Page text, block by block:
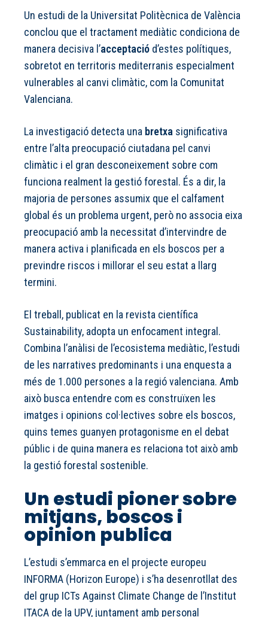
Un estudi de la Universitat Politècnica de València
conclou que el tractament mediàtic condiciona de
manera decisiva l’acceptació d’estes polítiques,
sobretot en territoris mediterranis especialment
vulnerables al canvi climàtic, com la Comunitat
Valenciana.
La investigació detecta una bretxa significativa
entre l’alta preocupació ciutadana pel canvi
climàtic i el gran desconeixement sobre com
funciona realment la gestió forestal. És a dir, la
majoria de persones assumix que el calfament
global és un problema urgent, però no associa eixa
preocupació amb la necessitat d’intervindre de
manera activa i planificada en els boscos per a
previndre riscos i millorar el seu estat a llarg
termini.
El treball, publicat en la revista científica
Sustainability, adopta un enfocament integral.
Combina l’anàlisi de l’ecosistema mediàtic, l’estudi
de les narratives predominants i una enquesta a
més de 1.000 persones a la regió valenciana. Amb
això busca entendre com es construïxen les
imatges i opinions col·lectives sobre els boscos,
quins temes guanyen protagonisme en el debat
públic i de quina manera es relaciona tot això amb
la gestió forestal sostenible.
Un estudi pioner sobre
mitjans, boscos i
opinion publica
L’estudi s’emmarca en el projecte europeu
INFORMA (Horizon Europe) i s’ha desenrotllat des
del grup ICTs Against Climate Change de l’Institut
ITACA de la UPV, juntament amb personal